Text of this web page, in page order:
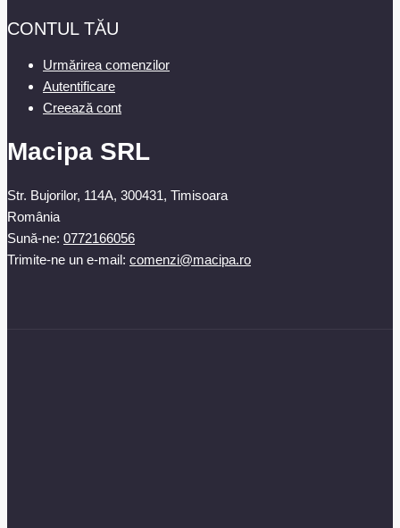
CONTUL TĂU
Urmărirea comenzilor
Autentificare
Creează cont
Macipa SRL
Str. Bujorilor, 114A, 300431, Timisoara
România
Sună-ne: 0772166056
Trimite-ne un e-mail: comenzi@macipa.ro